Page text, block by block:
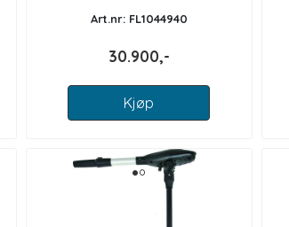
Art.nr: FL1044940
30.900,-
Kjøp